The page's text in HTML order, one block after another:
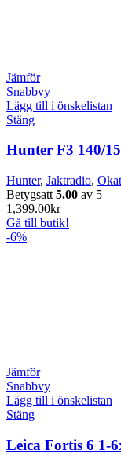
Jämför
Snabbvy
Lägg till i önskelistan
Stäng
Hunter F3 140/
Hunter, Jaktradio,
Betygsatt 5.00 av 5
1,399.00kr
Gå till butik!
-6%
Jämför
Snabbvy
Lägg till i önskelistan
Stäng
Leica Fortis 6 1-